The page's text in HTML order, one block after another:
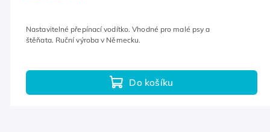
Do košíku
Nastavitelné přepínací vodítko. Vhodné pro malé psy a
štěňata. Ruční výroba v Německu.